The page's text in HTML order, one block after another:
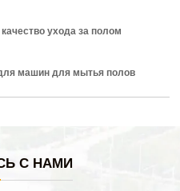
ухода за полом
машин для мытья полов
С НАМИ